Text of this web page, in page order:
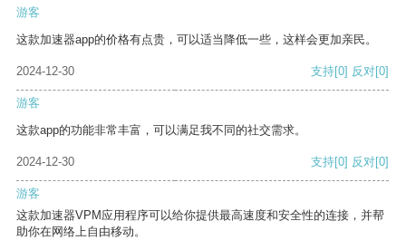
游客
这款加速器app的价格有点贵，可以适当降低一些，这样会更加亲民。
2024-12-30 支持[0] 反对[0]
游客
这款app的功能非常丰富，可以满足我不同的社交需求。
2024-12-30 支持[0] 反对[0]
游客
这款加速器VPM应用程序可以给你提供最高速度和安全性的连接，并帮
助你在网络上自由移动。